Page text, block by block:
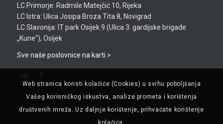
LC Primorje: Radmile Matejčić 10, Rijeka
LC Istra: Ulica Josipa Broza Tita 8, Novigrad
LC Slavonija: IT park Osijek 9 (Ulica 3. gardijske brigade
„Kune“), Osijek
Sve naše poslovnice na karti >
Web stranica koristi kolačiće (Cookies) u svrhu poboljšanja
Vašeg korisničkog iskustva, analize prometa i korištenja
društvenih mreža. Uz daljnje korištenje, prihvaćate korištenje
kolačića.